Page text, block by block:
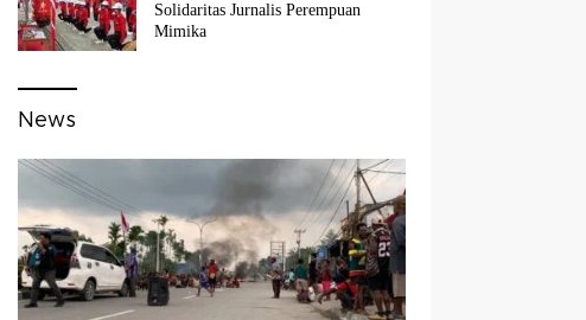
Solidaritas Jurnalis Perempuan
Mimika
News